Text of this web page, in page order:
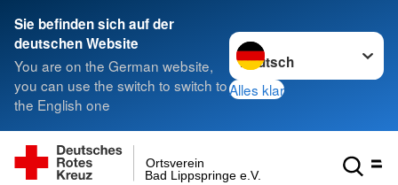
Sie befinden sich auf der
deutschen Website
You are on the German website,
you can use the switch to switch to
the English one
Sprache wechseln zu
Alles klar
Bad Lippspringe e.V.
Ortsverein